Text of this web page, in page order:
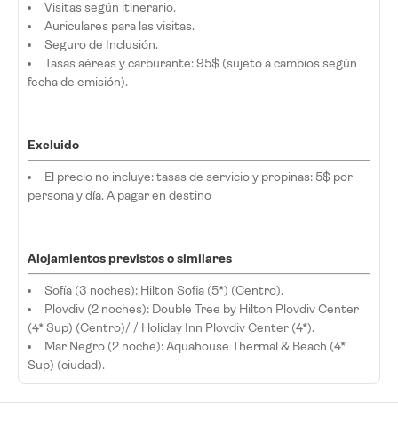
Visitas según itinerario.
Auriculares para las visitas.
Seguro de Inclusión.
Tasas aéreas y carburante: 95$ (sujeto a cambios según
fecha de emisión).
Excluido
El precio no incluye: tasas de servicio y propinas: 5$ por
persona y día. A pagar en destino
Alojamientos previstos o similares
Sofía (3 noches): Hilton Sofia (5*) (Centro).
Plovdiv (2 noches): Double Tree by Hilton Plovdiv Center
(4* Sup) (Centro)/ / Holiday Inn Plovdiv Center (4*).
Mar Negro (2 noche): Aquahouse Thermal & Beach (4*
Sup) (ciudad).